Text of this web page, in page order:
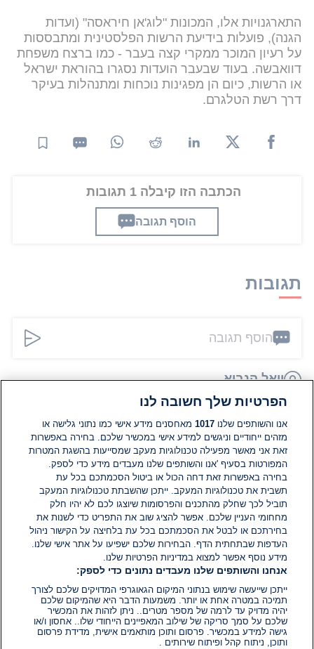
התארגנויות אלו, המכונות "לוג'אן חיראסה" (ועדות
הגנה), פועלות בידיעת הרשות הפלסטינית ומתבססות
על רעיון המוכר ממקרי קצה בעבר - כמו ברצח משפחת
דוואבשה. בעוד שבעבר הועדות נסגרו בהוראת ישראל
או הרשות, כיום הן מפגינות נוכחות ומתנהלות בעיקר
דרך רשת הטלגרם.
הכתבה הזו קיבלה 1 תגובות
הוסף תגובה
תגובות
הוסף תגובה
יואל הנביא
אין, ומעולם, לא היה, עם פלשתינאי. פרובינקיה פלשתינה,
ועד המרד הגדול, פרובינקיה יהודיה, היא כינוי, שנתנו
הרומאים, ליהודה, בכדי להשפילה, ולמחות לה, כל זכר...
והיה זה, מאות בשנים, בטרם יצאו הערבים, מחצי האי
ערב, למסעי הכיבוש שלהם, ובכלל זה, כיבוש ארץ ישראל...
כך, שאין כל קשר, בין פלשתינה, לערבים..
הגב 0
0
הפרטיות שלך חשובה לנו
אנו והשותפים שלנו1017 מאחסנים מידע אישי כמו נתוני גלישה או
מזהים ייחודיים וניגשים למידע אישי במכשיר שלכם. בחירה באפשרות
זאת אני מאשר מפעילה טכנולוגיות מעקב שמסייעות בהשגת המטרות
המפורטות בסעיף 'אנו והשותפים שלנו מעבדים מידע כדי לספק.
בחירה באפשרות זאת דחה הכול או ביטול הסכמתכם בכל עת
תשבית את טכנולוגיות המעקב. ייתכן שהשבתת טכנולוגיות המעקב
תוביל לכך שחלק מהתכנים והפרסומות שיוצגו לכם לא יהיו חלק
מחחומי העניין שלכם. אפשר להציג שוב את התפריט כדי לשנות את
בחירתכם או לבטל את הסכמתכם בכל עת בלחיצה על הקישור ניהול
העדפות שבתחתית הדף. הבחירות שלכם ישפיעו על אתר אישי שלנו.
מידע נוסף אפשר למצוא במדיניות הפרטיות שלנו.
אנחנו והשותפים שלנו מעבדים נתונים כדי לספק:
ייתכן שייעשה שימוש בנתוני המיקום הגאוגרפי המדויקים שלכם לצורך
תמיכה במטרה אחת או יותר. משמעות הדבר היא שהמיקום שלכם
יהיה מדויק עד לרמה של מספר מטרים.. ניתן לזהות את המכשיר
שלכם על סמך סריקה של שילוב המאפיינים הייחודי שלו.. אחסון ו/או
גישה למידע במכשיר. פרסום ותוכן מותאמים אישית, מדידת פרסום
ותוכן, ניתוח קהל ופיתוח שירותים .